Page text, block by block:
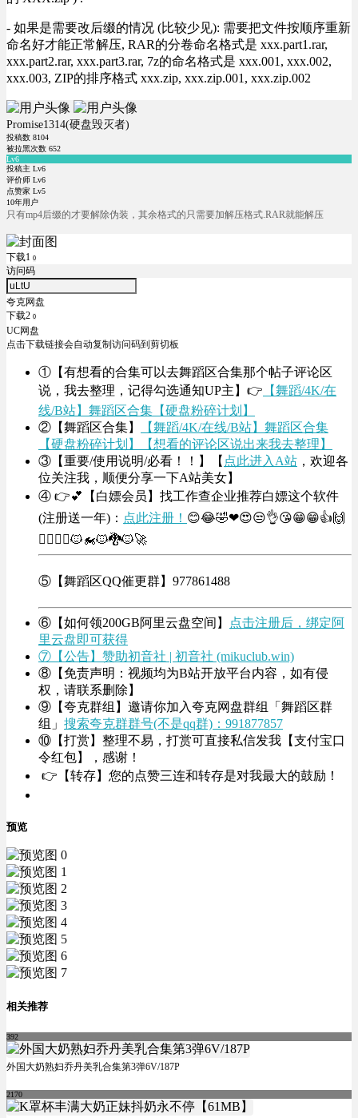
- 如果是需要改后缀的情况 (比较少见): 需要把文件按顺序重新
命名好才能正常解压, RAR的分卷命名格式是 xxx.part1.rar,
xxx.part2.rar, xxx.part3.rar, 7z的命名格式是 xxx.001, xxx.002,
xxx.003, ZIP的排序格式 xxx.zip, xxx.zip.001, xxx.zip.002
Promise1314(硬盘毁灭者)
投稿数 8104
被拉黑次数 652
Lv6
投稿主 Lv6
评价师 Lv6
点赞家 Lv5
10年用户
只有mp4后缀的才要解除伪装，其余格式的只需要加解压格式.RAR就能解压
下载1 0
访问码
夸克网盘
下载2 0
UC网盘
点击下载链接会自动复制访问码到剪切板
①【有想看的合集可以去舞蹈区合集那个帖子评论区
说，我去整理，记得勾选通知UP主】👉 【舞蹈/4K/在
线/B站】舞蹈区合集【硬盘粉碎计划】
②【舞蹈区合集】
【舞蹈/4K/在线/B站】舞蹈区合集
【硬盘粉碎计划】【想看的评论区说出来我去整理】
③【重要/使用说明/必看！！】【 点此进入A站 ，欢迎各
位关注我，顺便分享一下A站美女】
④ 👉💕【白嫖会员】找工作查企业推荐白嫖这个软件
(注册送一年)： 点此注册！ 😊😂🤣❤😍😒👌😘😁😁👍🙌
🤦‍♀️🤦‍♂️🐱‍🏍🐱‍🐉🐱‍🚀
⑤【舞蹈区QQ催更群】977861488
⑥【如何领200GB阿里云盘空间】
点击注册后，绑定阿
里云盘即可获得
⑦【公告】赞助初音社 | 初音社 (mikuclub.win)
⑧【免责声明：视频均为B站开放平台内容，如有侵
权，请联系删除】
⑨【夸克群组】邀请你加入夸克网盘群组「舞蹈区群
组」 搜索夸克群群号(不是qq群)：991877857
⑩【打赏】整理不易，打赏可直接私信发我【支付宝口
令红包】，感谢！
👉【转存】您的点赞三连和转存是对我最大的鼓励！
预览
相关推荐
392
外国大奶熟妇乔丹美乳合集第3弹6V/187P
2170